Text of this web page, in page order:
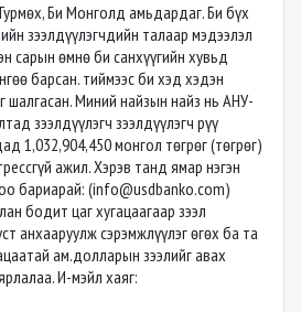
Би Монголд амьдардаг. Би бүх
зээлдүүлэгчдийн талаар мэдээлэл
сарын өмнө би санхүүгийн хувьд
барсан. тиймээс би хэд хэдэн
шалгасан. Миний найзын найз нь АНУ-
зээлдүүлэгч зээлдүүлэгч рүү
1,032,904,450 монгол төгрөг (төгрөг)
ажил. Хэрэв танд ямар нэгэн
бариарай: (info@usdbanko.com)
бодит цаг хугацаагаар зээл
анхааруулж сэрэмжлүүлэг өгөх ба та
ам.долларын зээлийг авах
И-мэйл хаяг: